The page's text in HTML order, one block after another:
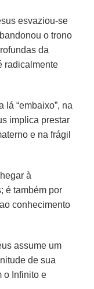
esvaziou-se
o trono
da
radicalmente
lá “embaixo”, na
implica prestar
e na frágil
à
é também por
conhecimento
assume um
de sua
o Infinito e